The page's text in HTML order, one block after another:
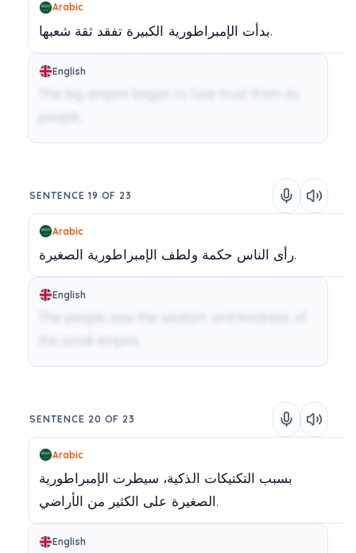
Arabic
بدأت الإمبراطورية الكبيرة تفقد ثقة شعبها.
English
SENTENCE 19 OF 23
Arabic
رأى الناس حكمة ولطف الإمبراطورية الصغيرة.
English
SENTENCE 20 OF 23
Arabic
بسبب التكتيكات الذكية، سيطرت الإمبراطورية
الصغيرة على الكثير من الأراضي.
English